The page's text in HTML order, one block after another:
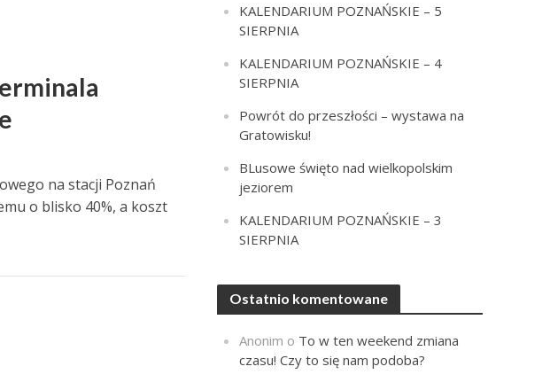
na stacji Poznań
o blisko 40%, a koszt
KALENDARIUM POZNAŃSKIE – 5
SIERPNIA
KALENDARIUM POZNAŃSKIE – 4
SIERPNIA
Powrót do przeszłości – wystawa na
Gratowisku!
BLusowe święto nad wielkopolskim
jeziorem
KALENDARIUM POZNAŃSKIE – 3
SIERPNIA
Ostatnio komentowane
Anonim o To w ten weekend zmiana
czasu! Czy to się nam podoba?